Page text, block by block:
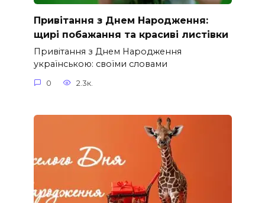
Привітання з Днем Народження:
щирі побажання та красиві листівки
Привітання з Днем Народження
українською: своїми словами
0 2.3к.